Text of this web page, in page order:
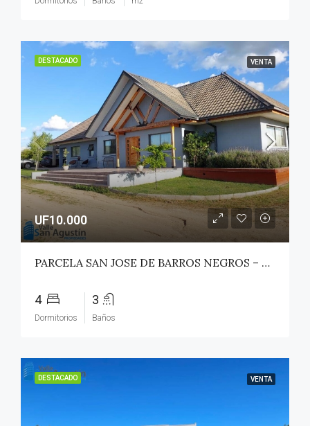
DESTACADO VENTA
UF10.000
PARCELA SAN JOSE DE BARROS NEGROS – TALCA (MAULE NORTE)
4
Dormitorios
3
Baños
DESTACADO VENTA